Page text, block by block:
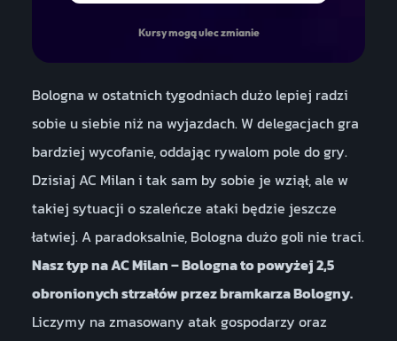
Kursy mogą ulec zmianie
Bologna w ostatnich tygodniach dużo lepiej radzi
sobie u siebie niż na wyjazdach. W delegacjach gra
bardziej wycofanie, oddając rywalom pole do gry.
Dzisiaj AC Milan i tak sam by sobie je wziął, ale w
takiej sytuacji o szaleńcze ataki będzie jeszcze
łatwiej. A paradoksalnie, Bologna dużo goli nie traci.
Nasz typ na AC Milan – Bologna to powyżej 2,5
obronionych strzałów przez bramkarza Bologny.
Liczymy na zmasowany atak gospodarzy oraz